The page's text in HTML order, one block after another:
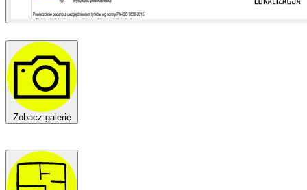
Zobacz galerię